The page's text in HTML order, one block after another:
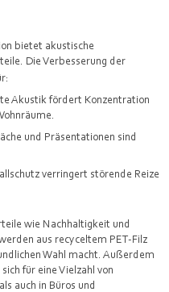
bietet akustische
Die Verbesserung der
Akustik fördert Konzentration
und Präsentationen sind
verringert störende Reize
wie Nachhaltigkeit und
aus recyceltem PET-Filz
Wahl macht. Außerdem
für eine Vielzahl von
auch in Büros und